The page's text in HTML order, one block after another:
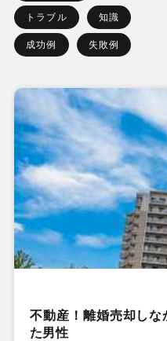
トラブル 知識
成功例 失敗例
不動産！離婚売却しな
た男性